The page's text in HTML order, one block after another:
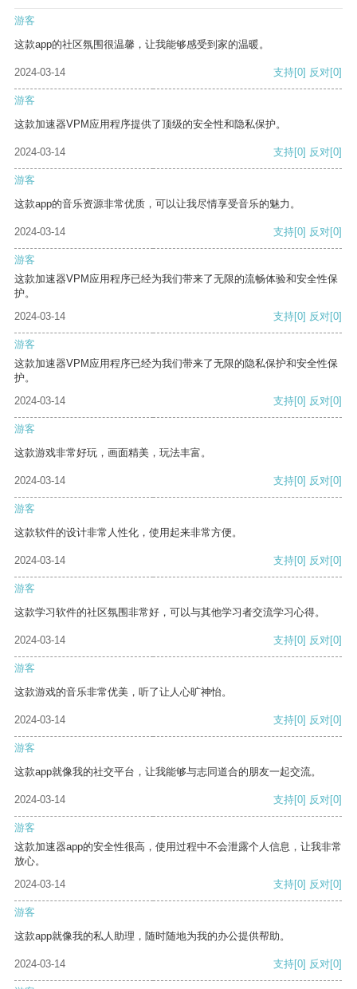
游客
这款app的社区氛围很温馨，让我能够感受到家的温暖。
2024-03-14 支持[0] 反对[0]
游客
这款加速器VPM应用程序提供了顶级的安全性和隐私保护。
2024-03-14 支持[0] 反对[0]
游客
这款app的音乐资源非常优质，可以让我尽情享受音乐的魅力。
2024-03-14 支持[0] 反对[0]
游客
这款加速器VPM应用程序已经为我们带来了无限的流畅体验和安全性保
护。
2024-03-14
支持[0] 反对[0]
游客
这款加速器VPM应用程序已经为我们带来了无限的隐私保护和安全性保
护。
2024-03-14
支持[0] 反对[0]
游客
这款游戏非常好玩，画面精美，玩法丰富。
2024-03-14 支持[0] 反对[0]
游客
这款软件的设计非常人性化，使用起来非常方便。
2024-03-14 支持[0] 反对[0]
游客
这款学习软件的社区氛围非常好，可以与其他学习者交流学习心得。
2024-03-14 支持[0] 反对[0]
游客
这款游戏的音乐非常优美，听了让人心旷神怡。
2024-03-14 支持[0] 反对[0]
游客
这款app就像我的社交平台，让我能够与志同道合的朋友一起交流。
2024-03-14 支持[0] 反对[0]
游客
这款加速器app的安全性很高，使用过程中不会泄露个人信息，让我非常
放心。
2024-03-14
支持[0] 反对[0]
游客
这款app就像我的私人助理，随时随地为我的办公提供帮助。
2024-03-14 支持[0] 反对[0]